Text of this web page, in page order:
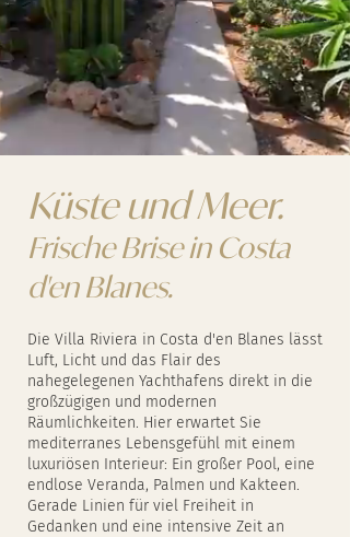
Küste und Meer.
Frische Brise in Costa
d'en Blanes.
Die Villa Riviera in Costa d'en Blanes lässt
Luft, Licht und das Flair des
nahegelegenen Yachthafens direkt in die
großzügigen und modernen
Räumlichkeiten. Hier erwartet Sie
mediterranes Lebensgefühl mit einem
luxuriösen Interieur: Ein großer Pool, eine
endlose Veranda, Palmen und Kakteen.
Gerade Linien für viel Freiheit in
Gedanken und eine intensive Zeit an